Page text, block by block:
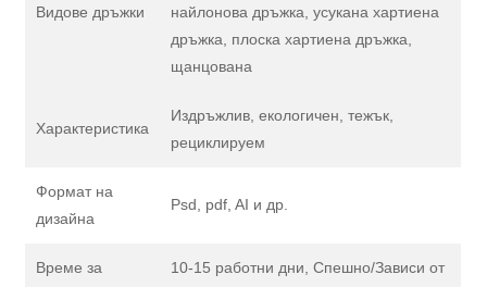
Видове дръжки
найлонова дръжка, усукана хартиена
дръжка, плоска хартиена дръжка,
щанцована
Характеристика
Издръжлив, екологичен, тежък,
рециклируем
Формат на
дизайна
Psd, pdf, AI и др.
Време за
10-15 работни дни, Спешно/Зависи от